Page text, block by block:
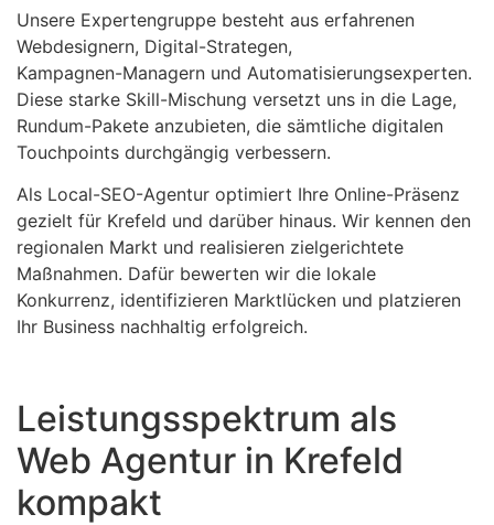
Unsere Expertengruppe besteht aus erfahrenen
Webdesignern, Digital-Strategen,
Kampagnen-Managern und Automatisierungsexperten.
Diese starke Skill-Mischung versetzt uns in die Lage,
Rundum-Pakete anzubieten, die sämtliche digitalen
Touchpoints durchgängig verbessern.
Als Local-SEO-Agentur optimiert Ihre Online-Präsenz
gezielt für Krefeld und darüber hinaus. Wir kennen den
regionalen Markt und realisieren zielgerichtete
Maßnahmen. Dafür bewerten wir die lokale
Konkurrenz, identifizieren Marktlücken und platzieren
Ihr Business nachhaltig erfolgreich.
Leistungsspektrum als
Web Agentur in Krefeld
kompakt